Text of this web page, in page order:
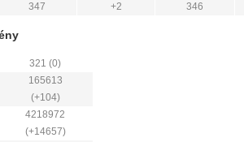
347 +2 346
321 (0)
165613
(+104)
4218972
(+14657)